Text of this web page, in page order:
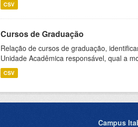
CSV
Cursos de Graduação
Relação de cursos de graduação,
Unidade Acadêmica responsável, qual a
CSV
Campus